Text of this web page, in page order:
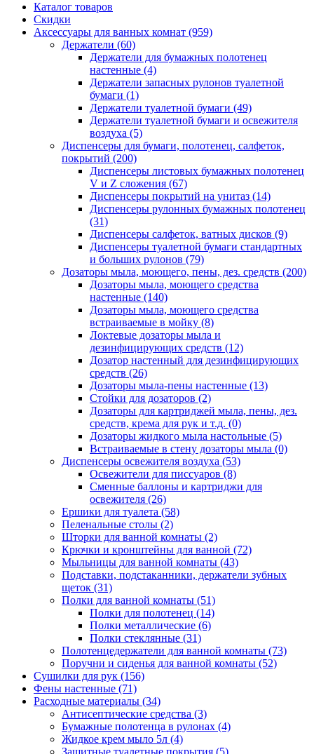
Каталог товаров
Скидки
Аксессуары для ванных комнат (959)
Держатели (60)
Держатели для бумажных полотенец
настенные (4)
Держатели запасных рулонов туалетной
бумаги (1)
Держатели туалетной бумаги (49)
Держатели туалетной бумаги и освежителя
воздуха (5)
Диспенсеры для бумаги, полотенец, салфеток,
покрытий (200)
Диспенсеры листовых бумажных полотенец
V и Z сложения (67)
Диспенсеры покрытий на унитаз (14)
Диспенсеры рулонных бумажных полотенец
(31)
Диспенсеры салфеток, ватных дисков (9)
Диспенсеры туалетной бумаги стандартных
и больших рулонов (79)
Дозаторы мыла, моющего, пены, дез. средств (200)
Дозаторы мыла, моющего средства
настенные (140)
Дозаторы мыла, моющего средства
встраиваемые в мойку (8)
Локтевые дозаторы мыла и
дезинфицирующих средств (12)
Дозатор настенный для дезинфицирующих
средств (26)
Дозаторы мыла-пены настенные (13)
Стойки для дозаторов (2)
Дозаторы для картриджей мыла, пены, дез.
средств, крема для рук и т.д. (0)
Дозаторы жидкого мыла настольные (5)
Встраиваемые в стену дозаторы мыла (0)
Диспенсеры освежителя воздуха (53)
Освежители для писсуаров (8)
Сменные баллоны и картриджи для
освежителя (26)
Ершики для туалета (58)
Пеленальные столы (2)
Шторки для ванной комнаты (2)
Крючки и кронштейны для ванной (72)
Мыльницы для ванной комнаты (43)
Подставки, подстаканники, держатели зубных
щеток (31)
Полки для ванной комнаты (51)
Полки для полотенец (14)
Полки металлические (6)
Полки стеклянные (31)
Полотенцедержатели для ванной комнаты (73)
Поручни и сиденья для ванной комнаты (52)
Сушилки для рук (156)
Фены настенные (71)
Расходные материалы (34)
Антисептические средства (3)
Бумажные полотенца в рулонах (4)
Жидкое крем мыло 5л (4)
Защитные туалетные покрытия (5)